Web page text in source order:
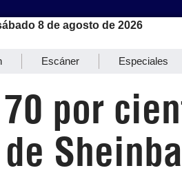
8 de agosto de 2026
Escáner Especiales
por